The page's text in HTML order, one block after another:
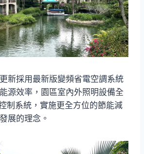
新採用最新版變頻省電空調系統
源效率，園區室內外照明設備全
制系統，實施更全方位的節能減
展的理念。